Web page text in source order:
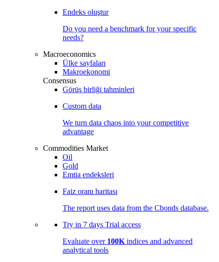
Endeks oluştur
Do you need a benchmark for your specific
needs?
Macroeconomics
Ülke sayfaları
Makroekonomi
Consensus
Görüş birliği tahminleri
Custom data
We turn data chaos into your competitive
advantage
Commodities Market
Oil
Gold
Emtia endeksleri
Faiz oranı haritası
The report uses data from the Cbonds database.
Try in 7 days Trial access
Evaluate over 100K indices and advanced
analytical tools